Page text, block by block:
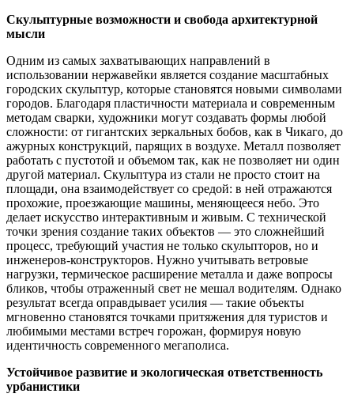
Скульптурные возможности и свобода архитектурной
мысли
Одним из самых захватывающих направлений в
использовании нержавейки является создание масштабных
городских скульптур, которые становятся новыми символами
городов. Благодаря пластичности материала и современным
методам сварки, художники могут создавать формы любой
сложности: от гигантских зеркальных бобов, как в Чикаго, до
ажурных конструкций, парящих в воздухе. Металл позволяет
работать с пустотой и объемом так, как не позволяет ни один
другой материал. Скульптура из стали не просто стоит на
площади, она взаимодействует со средой: в ней отражаются
прохожие, проезжающие машины, меняющееся небо. Это
делает искусство интерактивным и живым. С технической
точки зрения создание таких объектов — это сложнейший
процесс, требующий участия не только скульпторов, но и
инженеров-конструкторов. Нужно учитывать ветровые
нагрузки, термическое расширение металла и даже вопросы
бликов, чтобы отраженный свет не мешал водителям. Однако
результат всегда оправдывает усилия — такие объекты
мгновенно становятся точками притяжения для туристов и
любимыми местами встреч горожан, формируя новую
идентичность современного мегаполиса.
Устойчивое развитие и экологическая ответственность
урбанистики